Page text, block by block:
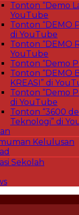
Tonton “Demo
YouTube
Tonton “DEMO
di YouTube
Tonton “DEMO
YouTube
Tonton “Demo
Tonton “DEMO
KREASI” di
Tonton “Demo
di YouTube
Tonton “3600
Teknologi” di
Kelulusan
Sekolah